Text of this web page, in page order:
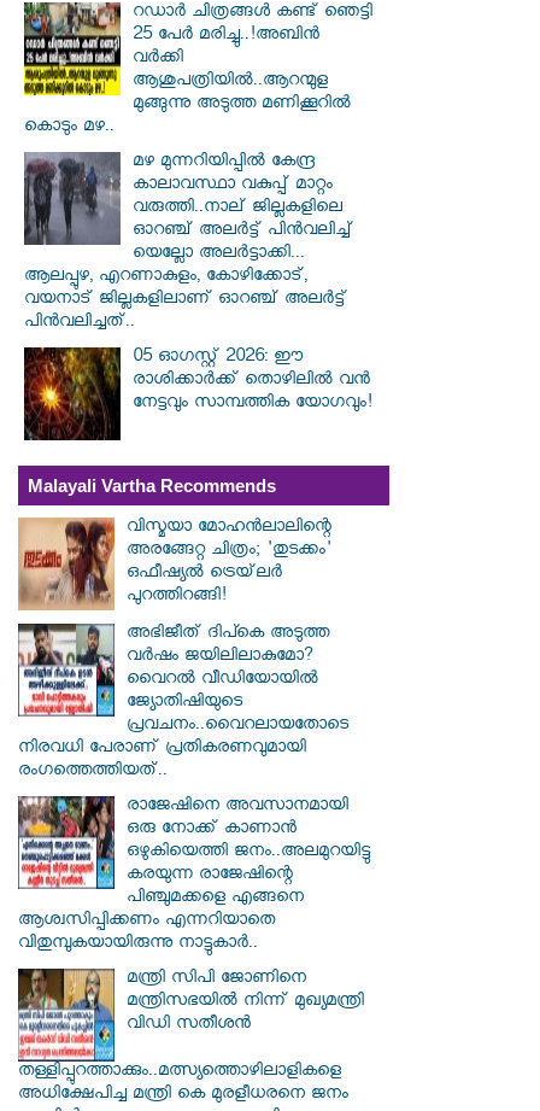
റഡാർ ചിത്രങ്ങൾ കണ്ട് ഞെട്ടി
25 പേർ മരിച്ചു..!അബിൻ
വർക്കി
ആശുപത്രിയിൽ..ആറന്മുള
മുങ്ങുന്നു അടുത്ത മണിക്കൂറിൽ
കൊടും മഴ..
മഴ മുന്നറിയിപ്പിൽ കേന്ദ്ര
കാലാവസ്ഥാ വകുപ്പ് മാറ്റം
വരുത്തി..നാല് ജില്ലകളിലെ
ഓറഞ്ച് അലർട്ട് പിൻവലിച്ച്
യെല്ലോ അലർട്ടാക്കി...
ആലപ്പുഴ, എറണാകുളം, കോഴിക്കോട്,
വയനാട് ജില്ലകളിലാണ് ഓറഞ്ച് അലർട്ട്
പിൻവലിച്ചത്..
05 ഓഗസ്റ്റ് 2026: ഈ
രാശിക്കാർക്ക് തൊഴിലിൽ വൻ
നേട്ടവും സാമ്പത്തിക യോഗവും!
Malayali Vartha Recommends
വിസ്മയാ മോഹൻലാലിന്റെ
അരങ്ങേറ്റ ചിത്രം; 'തുടക്കം'
ഒഫീഷ്യൽ ട്രെയ്‌ലർ
പുറത്തിറങ്ങി!
അഭിജീത് ദിപ്കെ അടുത്ത
വർഷം ജയിലിലാകുമോ?
വൈറൽ വീഡിയോയിൽ
ജ്യോതിഷിയുടെ
പ്രവചനം..വൈറലായതോടെ
നിരവധി പേരാണ് പ്രതികരണവുമായി
രംഗത്തെത്തിയത്..
രാജേഷിനെ അവസാനമായി
ഒരു നോക്ക് കാണാൻ
ഒഴുകിയെത്തി ജനം..അലമുറയിട്ടു
കരയുന്ന രാജേഷിന്റെ
പിഞ്ചുമക്കളെ എങ്ങനെ
ആശ്വസിപ്പിക്കണം എന്നറിയാതെ
വിതുമ്പുകയായിരുന്നു നാട്ടുകാർ..
മന്ത്രി സിപി ജോണിനെ
മന്ത്രിസഭയില്‍ നിന്ന് മുഖ്യമന്ത്രി
വിഡി സതീശന്‍
തള്ളിപ്പുറത്താക്കും..മത്സ്യത്തൊഴിലാളികളെ
അധിക്ഷേപിച്ച മന്ത്രി കെ മുരളീധരനെ ജനം